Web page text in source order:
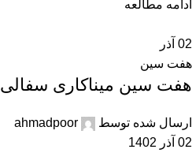
ادامه مطالعه
02 آذر
هفت سین
هفت سین میناکاری سفالی
ارسال شده توسط
ahmadpoor
02 آذر 1402